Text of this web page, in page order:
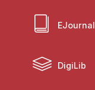
EJournal
DigiLib